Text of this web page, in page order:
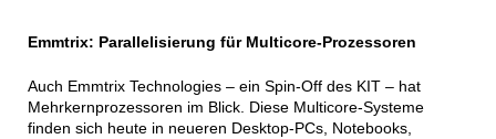
Emmtrix: Parallelisierung für Multicore-Prozessoren
Auch Emmtrix Technologies – ein Spin-Off des KIT – hat
Mehrkernprozessoren im Blick. Diese Multicore-Systeme
finden sich heute in neueren Desktop-PCs, Notebooks,